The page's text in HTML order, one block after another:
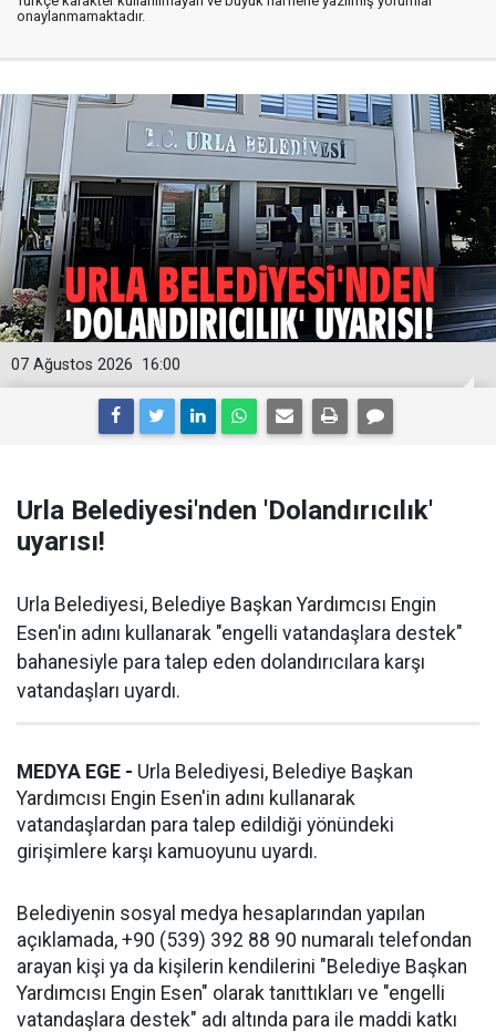
onaylanmamaktadır.
16:00
07 Ağustos 2026
Urla Belediyesi'nden 'Dolandırıcılık'
uyarısı!
Urla Belediyesi, Belediye Başkan Yardımcısı Engin
Esen'in adını kullanarak "engelli vatandaşlara destek"
bahanesiyle para talep eden dolandırıcılara karşı
vatandaşları uyardı.
MEDYA EGE - Urla Belediyesi, Belediye Başkan
Yardımcısı Engin Esen'in adını kullanarak
vatandaşlardan para talep edildiği yönündeki
girişimlere karşı kamuoyunu uyardı.
Belediyenin sosyal medya hesaplarından yapılan
açıklamada, +90 (539) 392 88 90 numaralı telefondan
arayan kişi ya da kişilerin kendilerini "Belediye Başkan
Yardımcısı Engin Esen" olarak tanıttıkları ve "engelli
vatandaşlara destek" adı altında para ile maddi katkı